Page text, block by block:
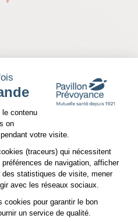
du
contenu
on
votre visite.
(traceurs) qui nécessitent
de navigation, afficher
statistiques de visite, mener
avec les réseaux sociaux.
cookies pour garantir le bon
un service de qualité.
consent
dans les solutions de mutuelle
ou professionnel.
sur mesure à Bordeaux
notre agence de
des solutions de mutuelle
personnalisées,
et les imprévus liés
05 57 81 24 41
Nous trouver